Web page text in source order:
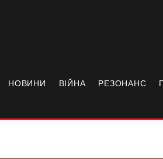
НОВИНИ ВІЙНА РЕЗОНАНС